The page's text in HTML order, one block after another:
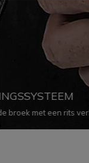
broek met een rits
te elimineren
op het lichaam